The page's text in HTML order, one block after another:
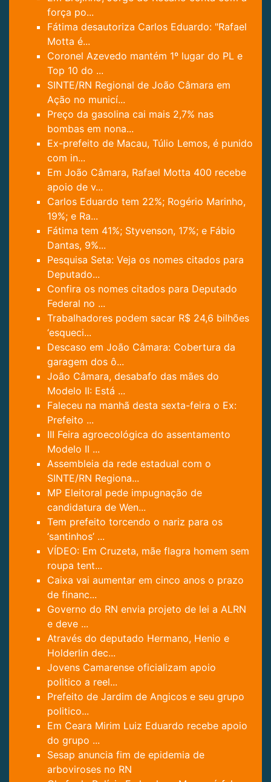
força po...
Fátima desautoriza Carlos Eduardo: "Rafael
Motta é...
Coronel Azevedo mantém 1º lugar do PL e
Top 10 do ...
SINTE/RN Regional de João Câmara em
Ação no municí...
Preço da gasolina cai mais 2,7% nas
bombas em nona...
Ex-prefeito de Macau, Túlio Lemos, é punido
com in...
Em João Câmara, Rafael Motta 400 recebe
apoio de v...
Carlos Eduardo tem 22%; Rogério Marinho,
19%; e Ra...
Fátima tem 41%; Styvenson, 17%; e Fábio
Dantas, 9%...
Pesquisa Seta: Veja os nomes citados para
Deputado...
Confira os nomes citados para Deputado
Federal no ...
Trabalhadores podem sacar R$ 24,6 bilhões
‘esqueci...
Descaso em João Câmara: Cobertura da
garagem dos ô...
João Câmara, desabafo das mães do
Modelo II: Está ...
Faleceu na manhã desta sexta-feira o Ex:
Prefeito ...
III Feira agroecológica do assentamento
Modelo II ...
Assembleia da rede estadual com o
SINTE/RN Regiona...
MP Eleitoral pede impugnação de
candidatura de Wen...
Tem prefeito torcendo o nariz para os
‘santinhos’ ...
VÍDEO: Em Cruzeta, mãe flagra homem sem
roupa tent...
Caixa vai aumentar em cinco anos o prazo
de financ...
Governo do RN envia projeto de lei a ALRN
e deve ...
Através do deputado Hermano, Henio e
Holderlin dec...
Jovens Camarense oficializam apoio
politico a reel...
Prefeito de Jardim de Angicos e seu grupo
politico...
Em Ceara Mirim Luiz Eduardo recebe apoio
do grupo ...
Sesap anuncia fim de epidemia de
arboviroses no RN